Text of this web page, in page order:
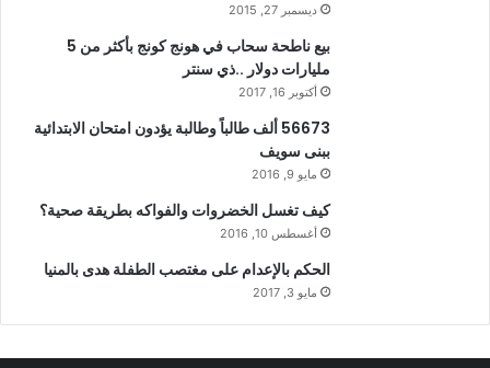
ديسمبر 27, 2015
بيع ناطحة سحاب في هونج كونج بأكثر من 5
مليارات دولار ..ذي سنتر
أكتوبر 16, 2017
56673 ألف طالباً وطالبة يؤدون امتحان الابتدائية
ببنى سويف
مايو 9, 2016
كيف تغسل الخضروات والفواكه بطريقة صحية؟
أغسطس 10, 2016
الحكم بالإعدام على مغتصب الطفلة هدى بالمنيا
مايو 3, 2017